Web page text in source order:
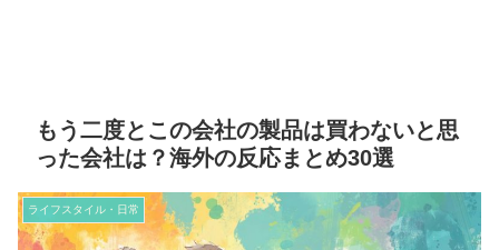
もう二度とこの会社の製品は買わないと思
った会社は？海外の反応まとめ30選
ライフスタイル・日常